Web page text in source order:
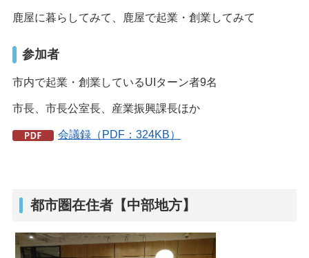
鹿屋に暮らしてみて、鹿屋で起業・創業してみて
参加者
市内で起業・創業しているUIターン者9名
市長、市長公室長、産業振興課長ほか
会議録（PDF：324KB）
都市圏在住者【中部地方】